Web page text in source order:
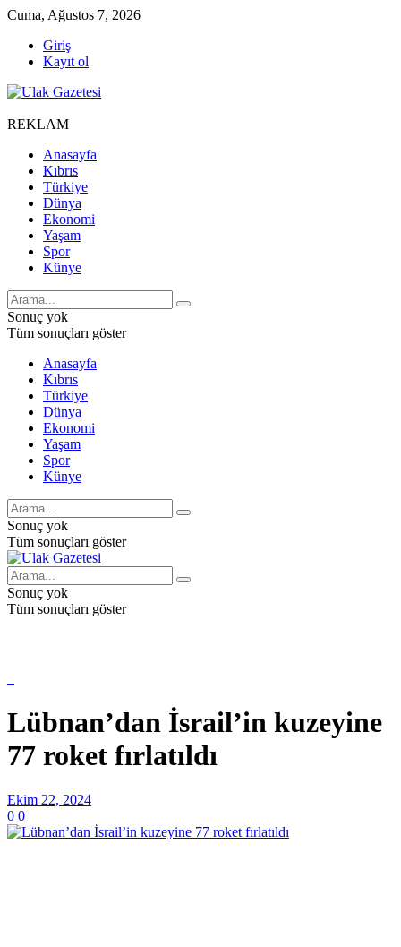
Cuma, Ağustos 7, 2026
Giriş
Kayıt ol
REKLAM
Anasayfa
Kıbrıs
Türkiye
Dünya
Ekonomi
Yaşam
Spor
Künye
Sonuç yok
Tüm sonuçları göster
Anasayfa
Kıbrıs
Türkiye
Dünya
Ekonomi
Yaşam
Spor
Künye
Sonuç yok
Tüm sonuçları göster
Sonuç yok
Tüm sonuçları göster
Lübnan’dan İsrail’in kuzeyine
77 roket fırlatıldı
Ekim 22, 2024
0 0